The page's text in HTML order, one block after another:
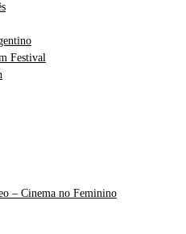
Festival
– Cinema no Feminino